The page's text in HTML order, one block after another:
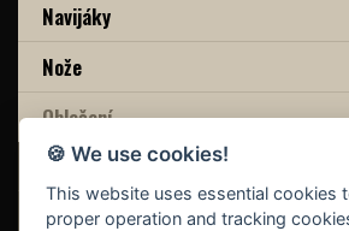
Navijáky
Nože
Oblečení
Bundy
Čepice zimní, kukly
🍪 We use cookies!
This website uses essential cookies
proper operation and tracking